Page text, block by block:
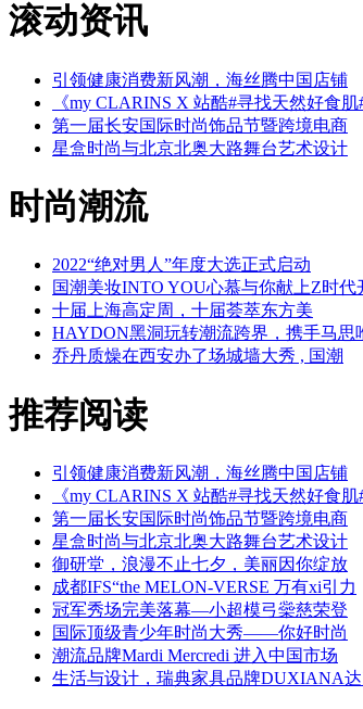
滚动资讯
引领健康消费新风潮，海丝腾中国店铺
《my CLARINS X 站酷#寻找天然好食肌
第一届长安国际时尚饰品节暨跨境电商
星盒时尚与北京北奥大路舞台艺术设计
时尚潮流
2022“绝对男人”年度大选正式启动
国潮美妆INTO YOU心慕与你献上Z时代
十届上海高定周，十届荟萃东方美
HAYDON黑洞玩转潮流跨界，携手马思
乔丹质燥在西安办了场城墙大秀 , 国潮
推荐阅读
引领健康消费新风潮，海丝腾中国店铺
《my CLARINS X 站酷#寻找天然好食肌
第一届长安国际时尚饰品节暨跨境电商
星盒时尚与北京北奥大路舞台艺术设计
御研堂，浪漫不止七夕，美丽因你绽放
成都IFS“the MELON-VERSE 万有xi引力
冠军秀场完美落幕—小超模弓橤慈荣登
国际顶级青少年时尚大秀——你好时尚
潮流品牌Mardi Mercredi 进入中国市场
生活与设计，瑞典家具品牌DUXIANA